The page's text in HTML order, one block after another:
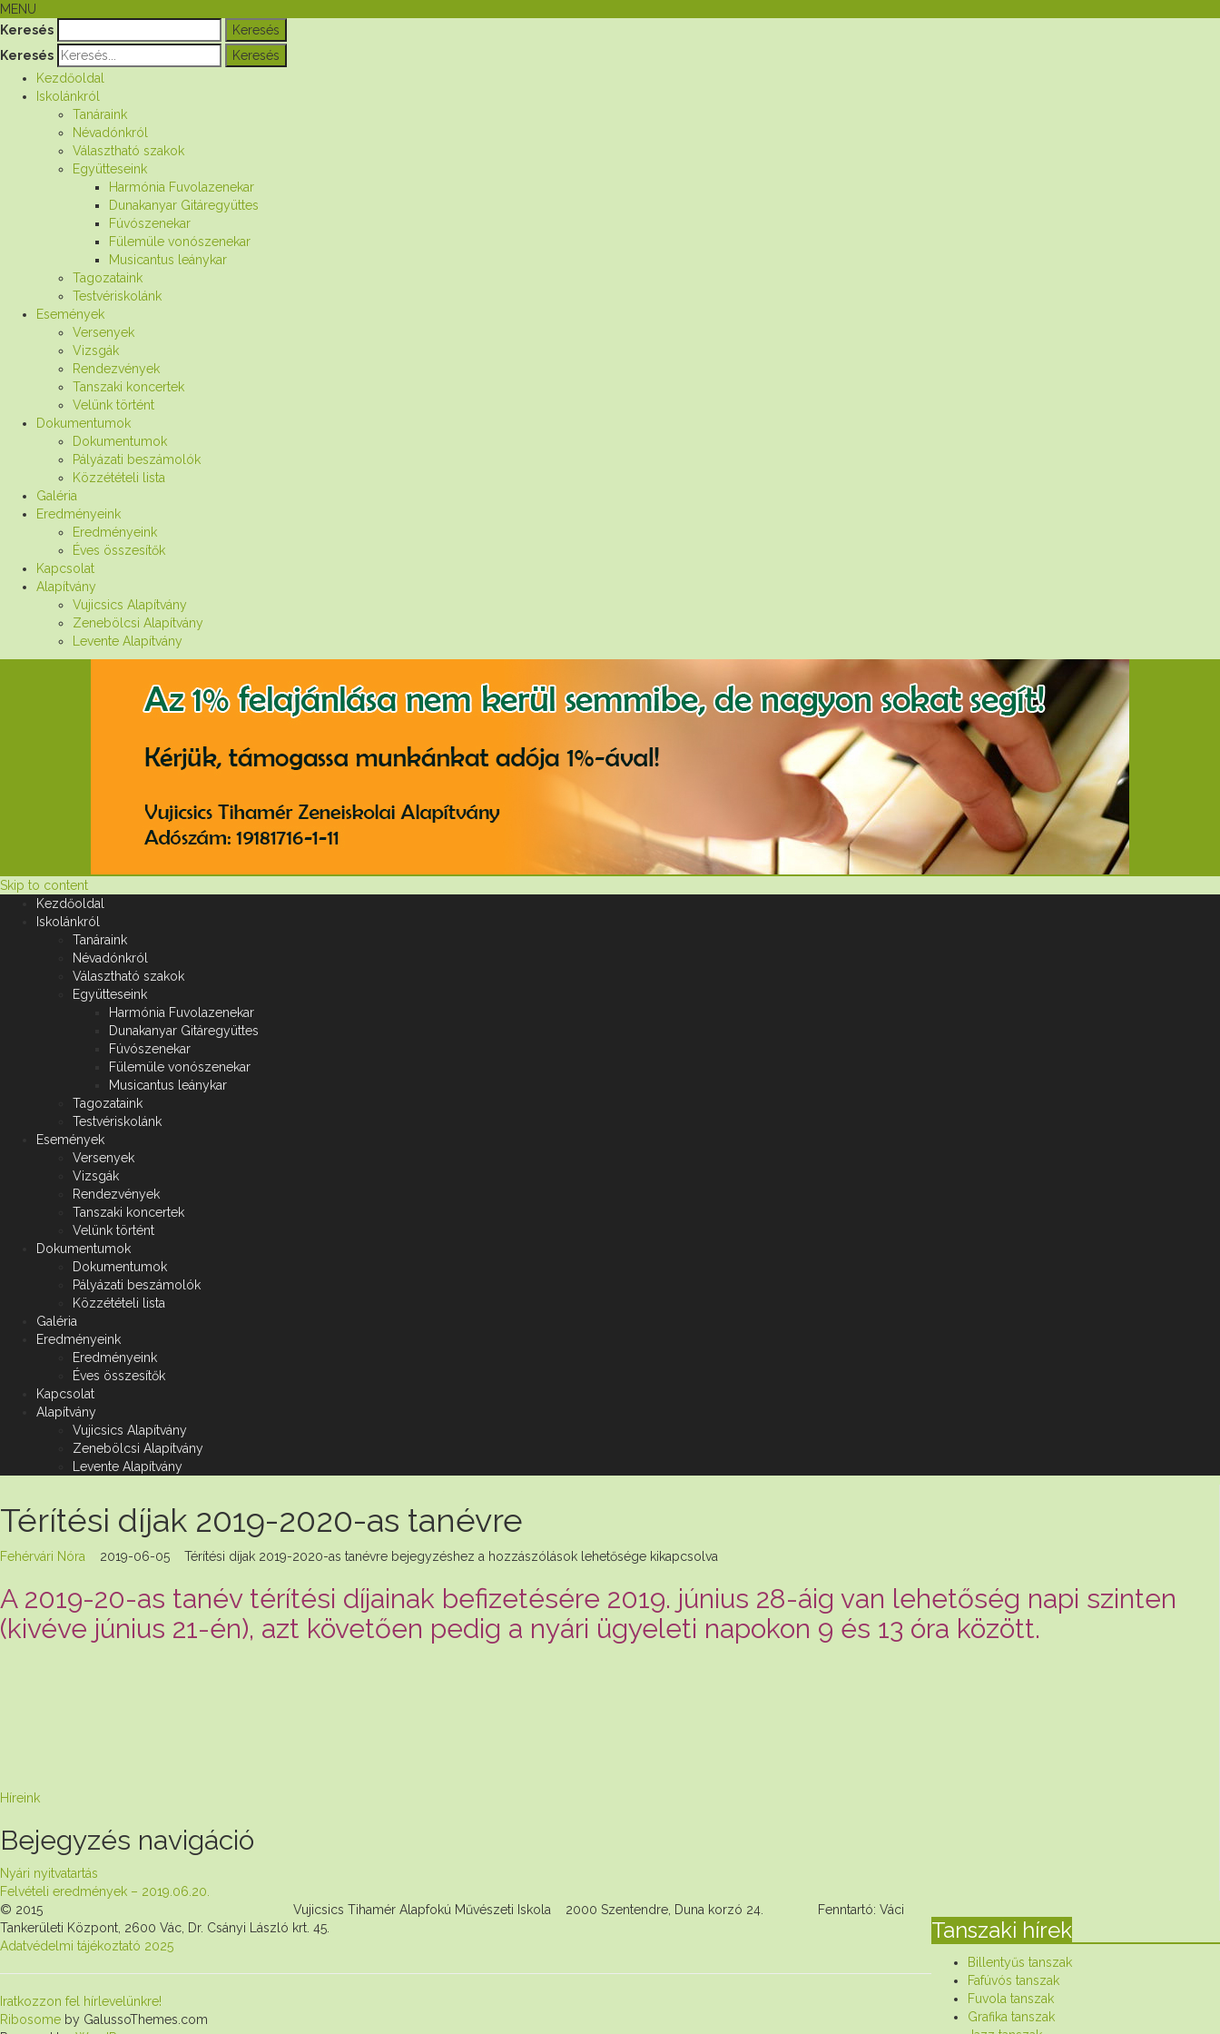
MENU
Keresés
Keresés
Kezdőoldal
Iskolánkról
Tanáraink
Névadónkról
Választható szakok
Együtteseink
Harmónia Fuvolazenekar
Dunakanyar Gitáregyüttes
Fúvószenekar
Fülemüle vonószenekar
Musicantus leánykar
Tagozataink
Testvériskolánk
Események
Versenyek
Vizsgák
Rendezvények
Tanszaki koncertek
Velünk történt
Dokumentumok
Dokumentumok
Pályázati beszámolók
Közzétételi lista
Galéria
Eredményeink
Eredményeink
Éves összesítők
Kapcsolat
Alapítvány
Vujicsics Alapítvány
Zenebölcsi Alapítvány
Levente Alapítvány
Skip to content
Kezdőoldal
Iskolánkról
Tanáraink
Névadónkról
Választható szakok
Együtteseink
Harmónia Fuvolazenekar
Dunakanyar Gitáregyüttes
Fúvószenekar
Fülemüle vonószenekar
Musicantus leánykar
Tagozataink
Testvériskolánk
Események
Versenyek
Vizsgák
Rendezvények
Tanszaki koncertek
Velünk történt
Dokumentumok
Dokumentumok
Pályázati beszámolók
Közzétételi lista
Galéria
Eredményeink
Eredményeink
Éves összesítők
Kapcsolat
Alapítvány
Vujicsics Alapítvány
Zenebölcsi Alapítvány
Levente Alapítvány
Térítési díjak 2019-2020-as tanévre
Fehérvári Nóra 2019-06-05 Térítési díjak 2019-2020-as tanévre bejegyzéshez a hozzászólások lehetősége kikapcsolva
A 2019-20-as tanév térítési díjainak befizetésére 2019. június 28-áig van lehetőség napi szinten
(kivéve június 21-én), azt követően pedig a nyári ügyeleti napokon 9 és 13 óra között.
Híreink
Bejegyzés navigáció
Nyári nyitvatartás
Felvételi eredmények – 2019.06.20.
Tanszaki hírek
Billentyűs tanszak
Fafúvós tanszak
Fuvola tanszak
Grafika tanszak
© 2015 Vujicsics Tihamér Alapfokú Művészeti Iskola 2000 Szentendre, Duna korzó 24. Fenntartó: Váci
Tankerületi Központ, 2600 Vác, Dr. Csányi László krt. 45.
Adatvédelmi tájékoztató 2025
Iratkozzon fel hírlevelünkre!
Ribosome by GalussoThemes.com